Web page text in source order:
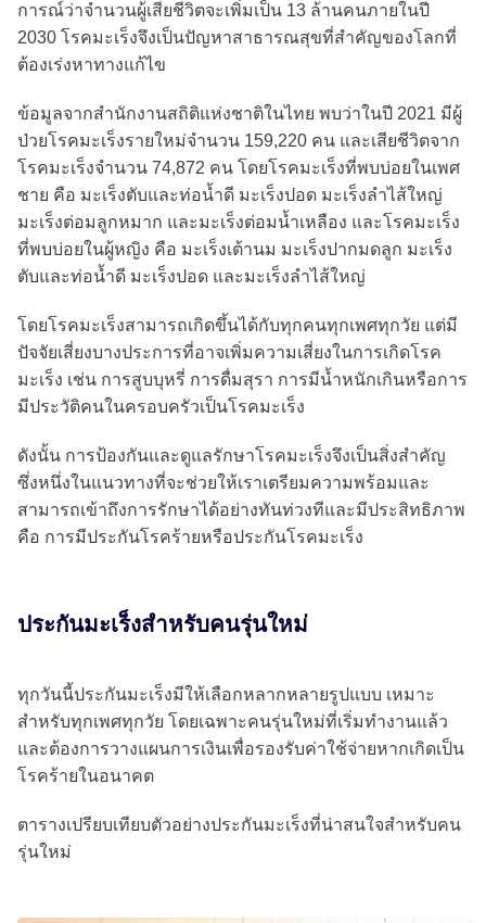
การณ์ว่าจำนวนผู้เสียชีวิตจะเพิ่มเป็น 13 ล้านคนภายในปี
2030 โรคมะเร็งจึงเป็นปัญหาสาธารณสุขที่สำคัญของโลกที่
ต้องเร่งหาทางแก้ไข
ข้อมูลจากสำนักงานสถิติแห่งชาติในไทย พบว่าในปี 2021 มีผู้
ป่วยโรคมะเร็งรายใหม่จำนวน 159,220 คน และเสียชีวิตจาก
โรคมะเร็งจำนวน 74,872 คน โดยโรคมะเร็งที่พบบ่อยในเพศ
ชาย คือ มะเร็งตับและท่อน้ำดี มะเร็งปอด มะเร็งลำไส้ใหญ่
มะเร็งต่อมลูกหมาก และมะเร็งต่อมน้ำเหลือง และโรคมะเร็ง
ที่พบบ่อยในผู้หญิง คือ มะเร็งเต้านม มะเร็งปากมดลูก มะเร็ง
ตับและท่อน้ำดี มะเร็งปอด และมะเร็งลำไส้ใหญ่
โดยโรคมะเร็งสามารถเกิดขึ้นได้กับทุกคนทุกเพศทุกวัย แต่มี
ปัจจัยเสี่ยงบางประการที่อาจเพิ่มความเสี่ยงในการเกิดโรค
มะเร็ง เช่น การสูบบุหรี่ การดื่มสุรา การมีน้ำหนักเกินหรือการ
มีประวัติคนในครอบครัวเป็นโรคมะเร็ง
ดังนั้น การป้องกันและดูแลรักษาโรคมะเร็งจึงเป็นสิ่งสำคัญ
ซึ่งหนึ่งในแนวทางที่จะช่วยให้เราเตรียมความพร้อมและ
สามารถเข้าถึงการรักษาได้อย่างทันท่วงทีและมีประสิทธิภาพ
คือ การมีประกันโรคร้ายหรือประกันโรคมะเร็ง
ประกันมะเร็งสำหรับคนรุ่นใหม่
ทุกวันนี้ประกันมะเร็งมีให้เลือกหลากหลายรูปแบบ เหมาะ
สำหรับทุกเพศทุกวัย โดยเฉพาะคนรุ่นใหม่ที่เริ่มทำงานแล้ว
และต้องการวางแผนการเงินเพื่อรองรับค่าใช้จ่ายหากเกิดเป็น
โรคร้ายในอนาคต
ตารางเปรียบเทียบตัวอย่างประกันมะเร็งที่น่าสนใจสำหรับคน
รุ่นใหม่